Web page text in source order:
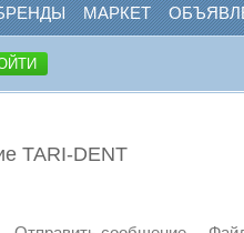
МАРКЕТ
TARI-DENT